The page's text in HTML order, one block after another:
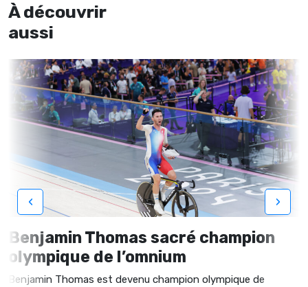
À découvrir
aussi
Benjamin Thomas sacré champion
olympique de l’omnium
Benjamin Thomas est devenu champion olympique de
‹ ›